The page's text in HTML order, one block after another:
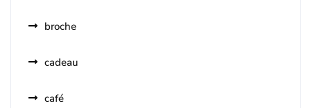
broche
cadeau
café